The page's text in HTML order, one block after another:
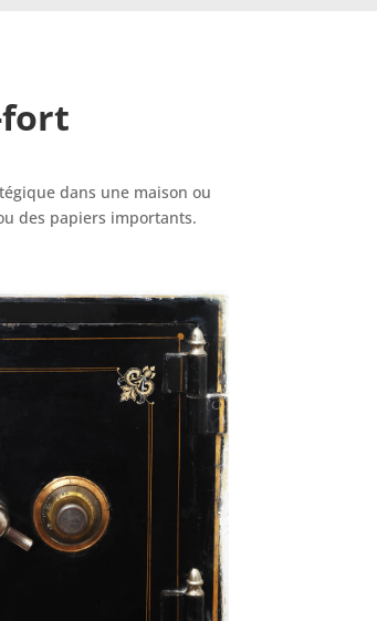
fort
dans une maison ou
des papiers importants.